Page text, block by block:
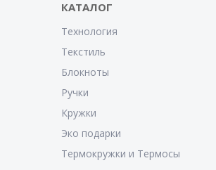
КАТАЛОГ
Технология
Текстиль
Блокноты
Ручки
Кружки
Эко подарки
Термокружки и Термосы